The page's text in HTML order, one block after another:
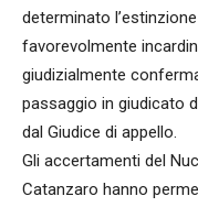
determinato
favorevolmente
giudizialmente
passaggio in giudicato
dal Giudice di appello.
Gli accertamenti del
Catanzaro hanno